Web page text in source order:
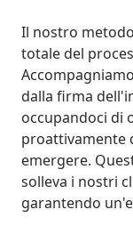
Il nostro
totale del
dalla firma
occupandoci di
proattivamente
emergere.
solleva i nostri
garantendo